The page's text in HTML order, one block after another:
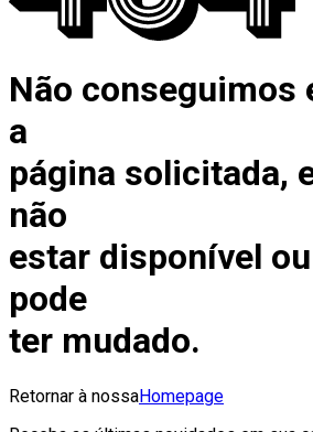
Não conseguimos
a
página solicitada,
não
estar disponível
pode
ter mudado.
Retornar à nossaHomepage